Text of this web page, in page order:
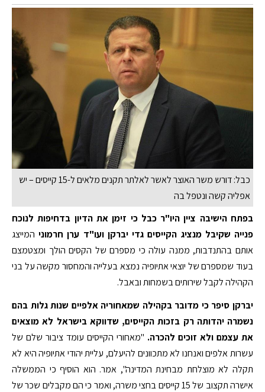
כבל: דורש משר האוצר לאשר לאלתר תקנים מלאים ל-15 קייסים – יש
אפליה קשה ונטפל בה
בפתח הישיבה ציין היו"ר כבל כי זימן את הדיון בדחיפות לנוכח
פנייה שקיבל מנציג הקייסים גדי יברקן ועו"ד ערן חרמוניהמייצג
אותם בהתנדבות, ממנה עולה כי מספרם של הקסים הולך ומצטמצם
בעוד שמספרם של יוצאי אתיופיה נמצא בעלייה והמחסור מקשה על בני
הקהילה לקבל שירותים בשמחות ובאבל.
יברקן סיפר כי מדובר בקהילה שמאחוריה אלפיים שנות גלות בהם
נשמרה יהדותה רק בזכות הקייסים, שדווקא בישראל לא מוצאים
את עצמם ולא זוכים להכרה. "מאחורי הקייסים עומד ציבור שלם של
עשרות אלפים ואנחנו לא מתכוונים להיעלם, עליית יהודי אתיופיה היא לא
תקלה לא מוצלחת מבחינת המדינה", אמר. הוא הוסיף כי הממשלה
אישרה תקצוב של 15 קייסים בחצי משרה, ואמר כי הם מקבלים שכר של